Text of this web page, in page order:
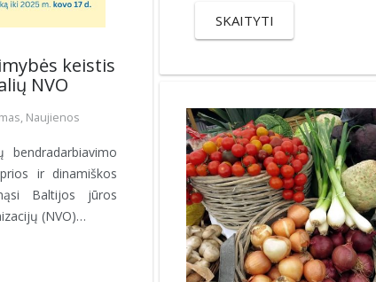
SKAITYTI
keistis
NVO
, Naujienos
bendradarbiavimo
ir dinamiškos
Baltijos jūros
(NVO)…